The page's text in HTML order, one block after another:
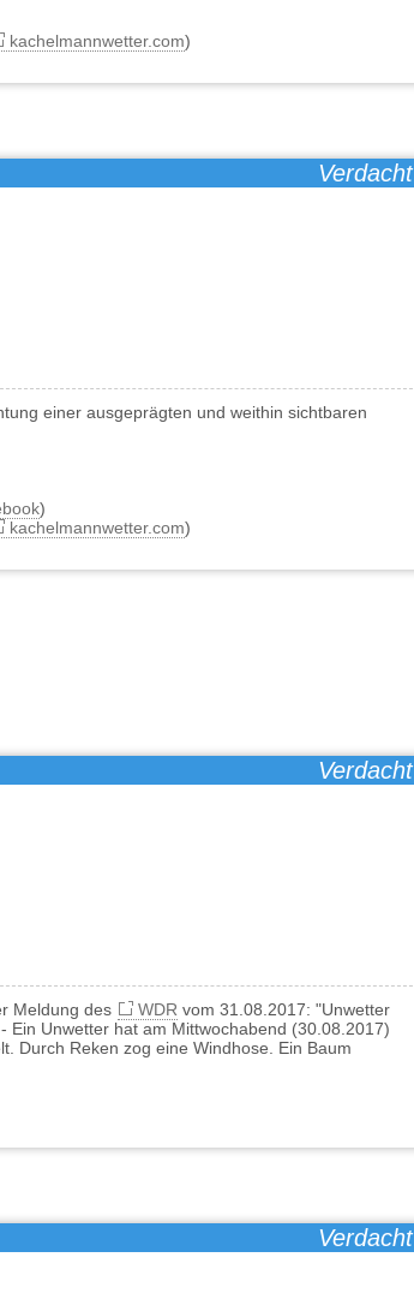
kachelmannwetter.com)
Verdacht
einer ausgeprägten und weithin sichtbaren
)
kachelmannwetter.com)
Verdacht
Meldung des WDR vom 31.08.2017: "Unwetter
Unwetter hat am Mittwochabend (30.08.2017)
Durch Reken zog eine Windhose. Ein Baum
Verdacht